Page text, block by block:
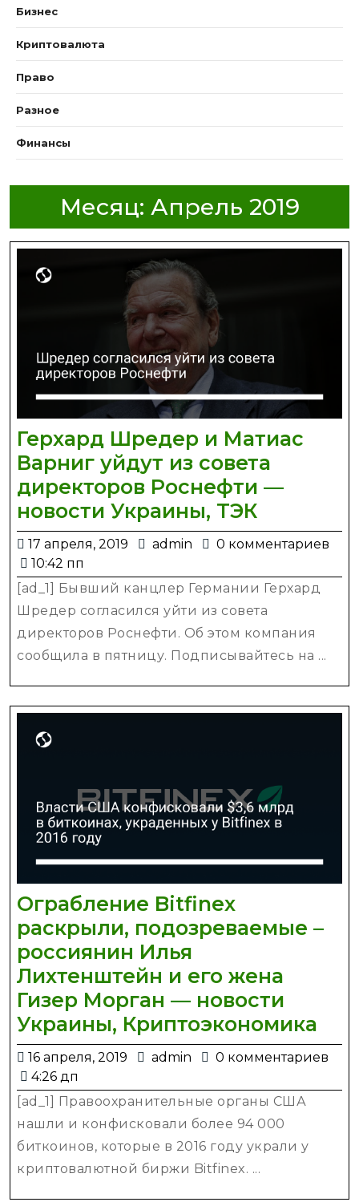
Бизнес
Криптовалюта
Право
Разное
Финансы
Месяц: Апрель 2019
Герхард Шредер и Матиас
Варниг уйдут из совета
директоров Роснефти —
новости Украины, ТЭКГерхард
Шредер
Матиас
Варниг
уйдут
из
Украины,
ТЭК
17 апреля, 2019
17
2019
admin admin
0 комментариев
10:42 пп
[ad_1] Бывший канцлер Германии Герхард
Шредер согласился уйти из совета
директоров Роснефти. Об этом компания
сообщила в пятницу. Подписывайтесь на ...
Ограбление Bitfinex
раскрыли, подозреваемые –
россиянин Илья
Лихтенштейн и его жена
Гизер Морган — новости
Украины, Криптоэкономика
16 апреля, 2019
16
2019
admin admin
0 комментариев
4:26 дп
[ad_1] Правоохранительные органы США
нашли и конфисковали более 94 000
биткоинов, которые в 2016 году украли у
криптовалютной биржи Bitfinex. ...